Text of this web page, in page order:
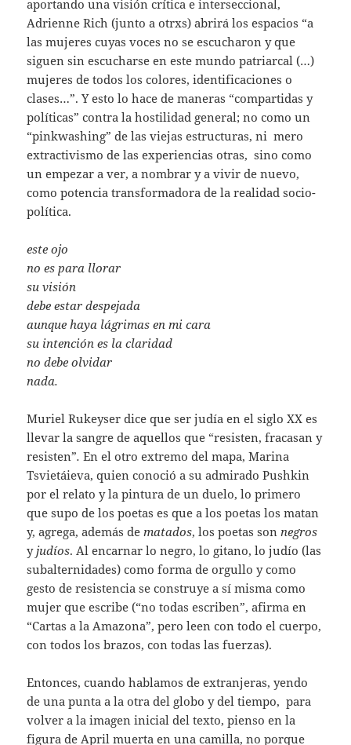
aportando una visión crítica e interseccional,
Adrienne Rich (junto a otrxs) abrirá los espacios “a
las mujeres cuyas voces no se escucharon y que
siguen sin escucharse en este mundo patriarcal (…)
mujeres de todos los colores, identificaciones o
clases…”. Y esto lo hace de maneras “compartidas y
políticas” contra la hostilidad general; no como un
“pinkwashing” de las viejas estructuras, ni mero
extractivismo de las experiencias otras, sino como
un empezar a ver, a nombrar y a vivir de nuevo,
como potencia transformadora de la realidad socio-
política.
este ojo
no es para llorar
su visión
debe estar despejada
aunque haya lágrimas en mi cara
su intención es la claridad
no debe olvidar
nada.
Muriel Rukeyser dice que ser judía en el siglo XX es
llevar la sangre de aquellos que “resisten, fracasan y
resisten”.En el otro extremo del mapa, Marina
Tsvietáieva, quien conoció a su admirado Pushkin
por el relato y la pintura de un duelo, lo primero
que supo de los poetas es que a los poetas los matan
y, agrega, además dematados, los poetas sonnegros
yjudíos. Al encarnar lo negro, lo gitano, lo judío (las
subalternidades) como forma de orgullo y como
gesto de resistencia se construye a sí misma como
mujer que escribe (“no todas escriben”, afirma en
“Cartas a la Amazona”, pero leen con todo el cuerpo,
con todos los brazos, con todas las fuerzas).
Entonces, cuando hablamos de extranjeras, yendo
de una punta a la otra del globo y del tiempo, para
volver a la imagen inicial del texto, pienso en la
figura de April muerta en una camilla, no porque